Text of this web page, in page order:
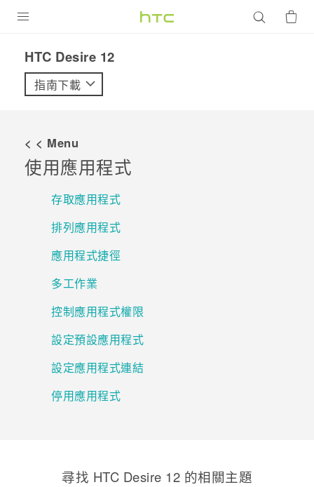
VIVE
配件
優惠專區
焦點訊息
校園專案
銷售門市
銷售通路
支援服務
VIVELAND
HTC Desire 12‎
指南下載
< < Menu
使用應用程式
存取應用程式
排列應用程式
應用程式捷徑
多工作業
控制應用程式權限
設定預設應用程式
設定應用程式連結
停用應用程式
尋找 HTC Desire 12 的相關主題